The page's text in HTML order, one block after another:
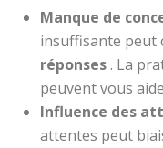
Manque de
insuffisante peut
réponses. La
peuvent vous
Influence des
attentes peut